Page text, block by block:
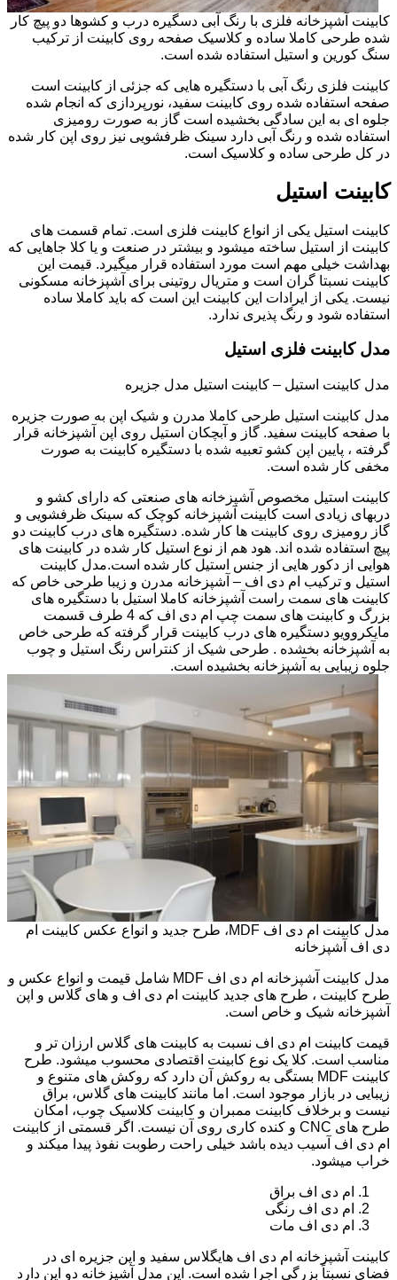
کابینت آشپزخانه فلزی با رنگ آبی دسگیره درب و کشوها دو پیچ کار
شده طرحی کاملا ساده و کلاسیک صفحه روی کابینت از ترکیب
سنگ کورین و استیل استفاده شده است.
کابینت فلزی رنگ آبی با دستگیره هایی که جزئی از کابینت است
صفحه استفاده شده روی کابینت سفید، نورپردازی که انجام شده
جلوه ای به این سادگی بخشیده است گاز به صورت رومیزی
استفاده شده و رنگ آبی دارد سینک ظرفشویی نیز روی اپن کار شده
در کل طرحی ساده و کلاسیک است.
کابینت استیل
کابینت استیل یکی از انواع کابینت فلزی است. تمام قسمت های
کابینت از استیل ساخته میشود و بیشتر در صنعت و یا کلا جاهایی که
بهداشت خیلی مهم است مورد استفاده قرار میگیرد. قیمت این
کابینت نسبتا گران است و متریال روتینی برای آشپزخانه مسکونی
نیست. یکی از ایرادات این کابینت این است که باید کاملا ساده
استفاده شود و رنگ پذیری ندارد.
مدل کابینت فلزی استیل
مدل کابینت استیل – کابینت استیل مدل جزیره
مدل کابینت استیل طرحی کاملا مدرن و شیک اپن به صورت جزیره
با صفحه کابینت سفید. گاز و آبچکان استیل روی اپن آشپزخانه قرار
گرفته ، پایین اپن کشو تعبیه شده با دستگیره کابینت به صورت
مخفی کار شده است.
کابینت استیل مخصوص آشپزخانه های صنعتی که دارای کشو و
دربهای زیادی است کابینت آشپزخانه کوچک که سینک ظرفشویی و
گاز رومیزی روی کابینت ها کار شده. دستگیره های درب کابینت دو
پیچ استفاده شده اند. هود هم از نوع استیل کار شده در کابینت های
هوایی از دکور هایی از جنس استیل کار شده است.مدل کابینت
استیل و ترکیب ام دی اف – آشپزخانه مدرن و زیبا طرحی خاص که
کابینت های سمت راست آشپزخانه کاملا استیل با دستگیره های
بزرگ و کابینت های سمت چپ ام دی اف که 4 طرف قسمت
مایکروویو دستگیره های درب کابینت قرار گرفته که طرحی خاص
به آشپزخانه بخشده . طرحی شیک از کنتراس رنگ استیل و چوب
جلوه زیبایی به آشپزخانه بخشیده است.
مدل کابینت ام دی اف MDF، طرح جدید و انواع عکس کابینت ام
دی اف آشپزخانه
مدل کابینت آشپزخانه ام دی اف MDF شامل قیمت و انواع عکس و
طرح کابینت ، طرح های جدید کابینت ام دی اف و های گلاس و اپن
آشپزخانه شیک و خاص است.
قیمت کابینت ام دی اف نسبت به کابینت های گلاس ارزان تر و
مناسب است. کلا یک نوع کابینت اقتصادی محسوب میشود. طرح
کابینت MDF بستگی به روکش آن دارد که روکش های متنوع و
زیبایی در بازار موجود است. اما مانند کابینت های گلاس، براق
نیست و برخلاف کابینت ممبران و کابینت کلاسیک چوب، امکان
طرح های CNC و کنده کاری روی آن نیست. اگر قسمتی از کابینت
ام دی اف آسیب دیده باشد خیلی راحت رطوبت نفوذ پیدا میکند و
خراب میشود.
ام دی اف براق
ام دی اف رنگی
ام دی اف مات
کابینت آشپزخانه ام دی اف هایگلاس سفید و اپن جزیره ای در
فضای نسبتاً بزرگی اجرا شده است. این مدل آشپزخانه دو اپن دارد